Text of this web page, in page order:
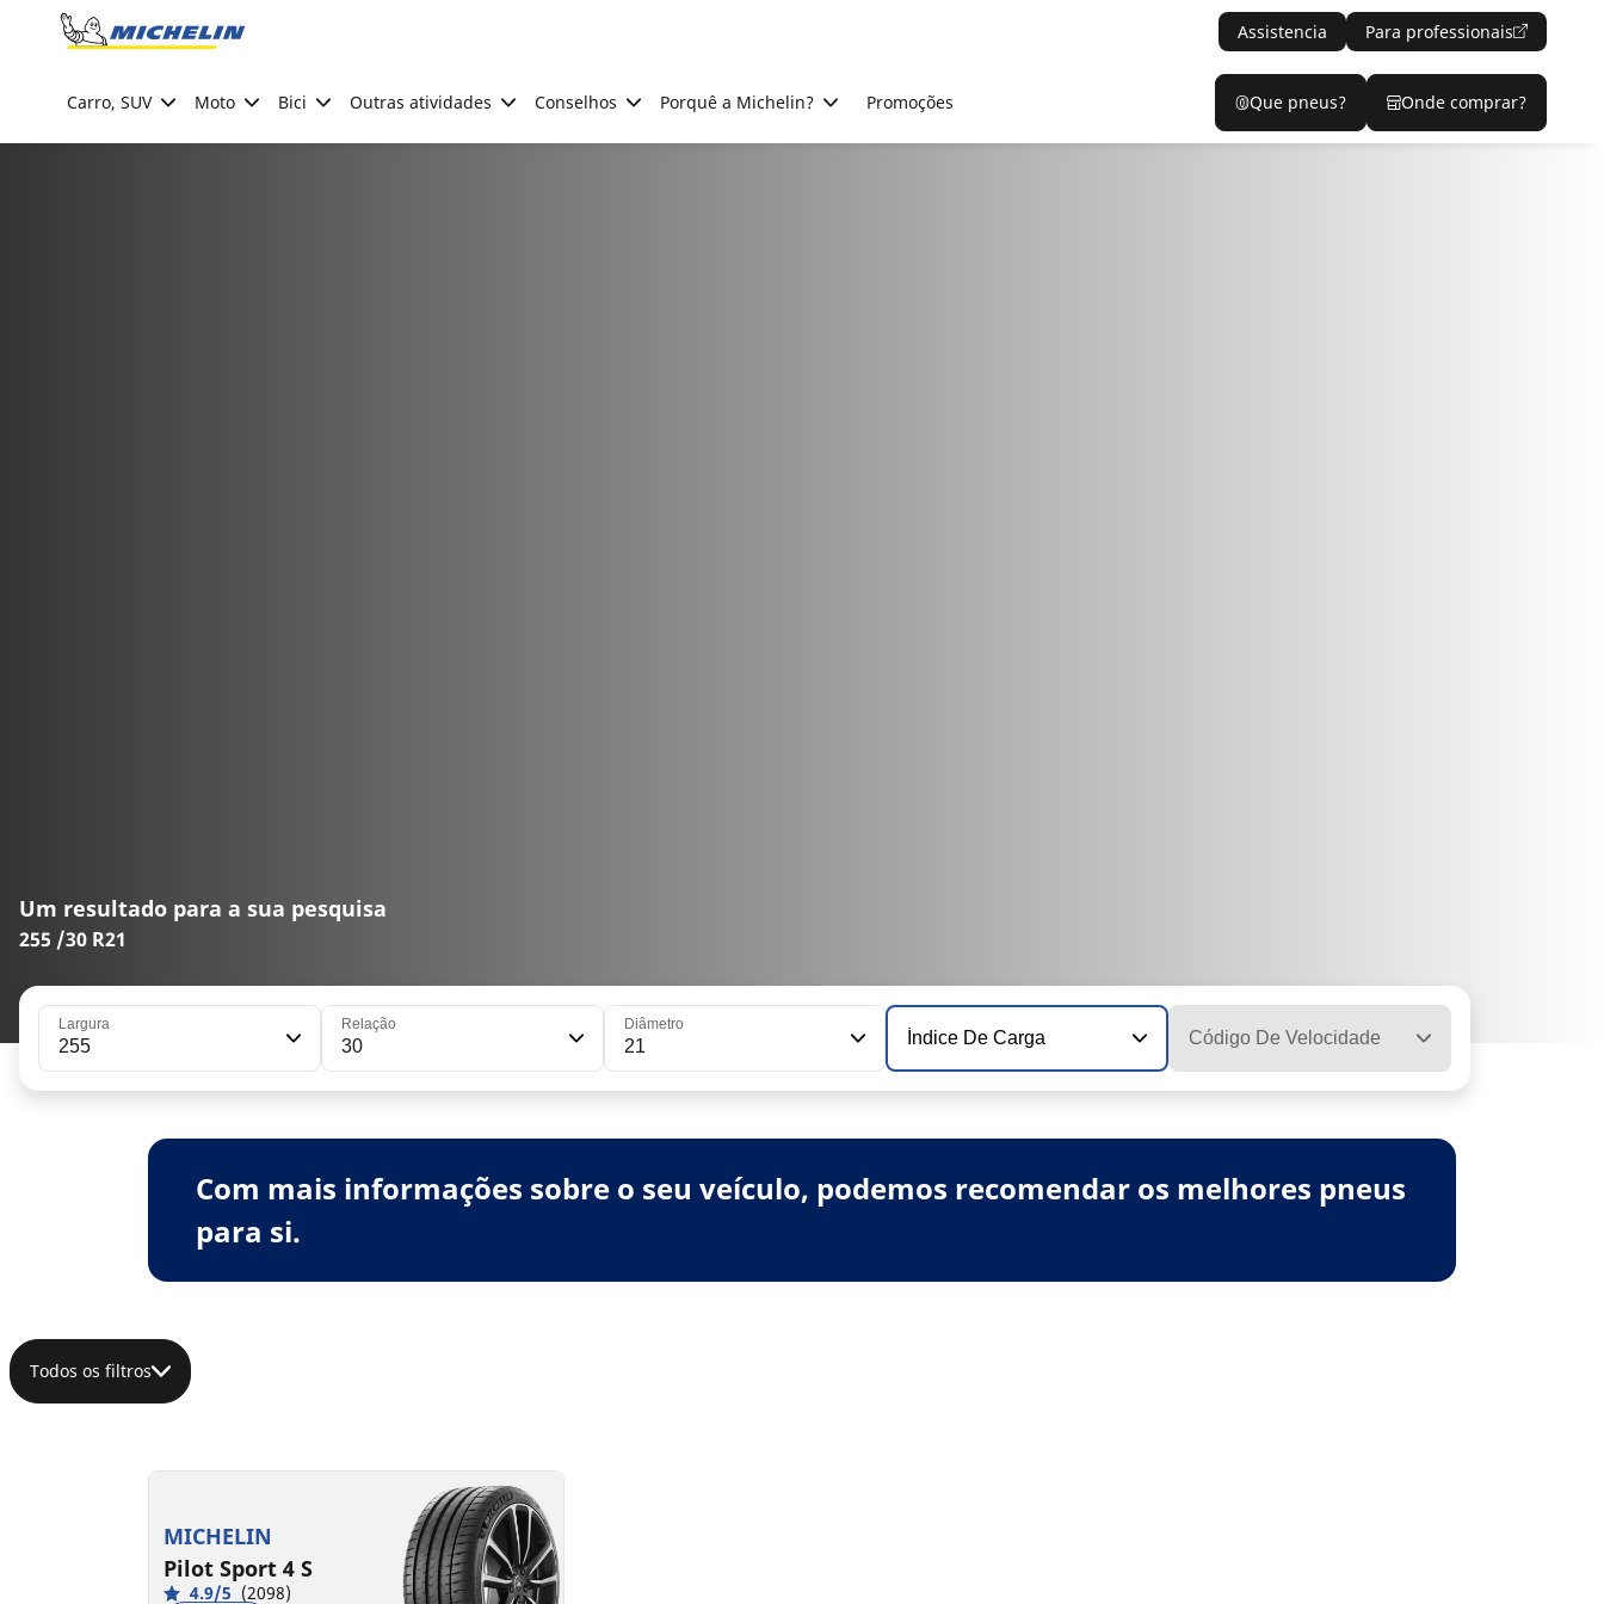
Go to page content
Assistencia Para professionais
Carro, SUV Moto Bici Outras atividades Conselhos Porquê a Michelin? Promoções Que pneus? Onde comprar?
Um resultado para a sua pesquisa
255 /30 R21
Largura
255
Relação
30
Diâmetro
21 Índice De Carga Código De Velocidade
Com mais informações sobre o seu veículo, podemos recomendar os melhores pneus
para si.
Todos os filtros
MICHELIN
Pilot Sport 4 S
4.9/5 (2098)